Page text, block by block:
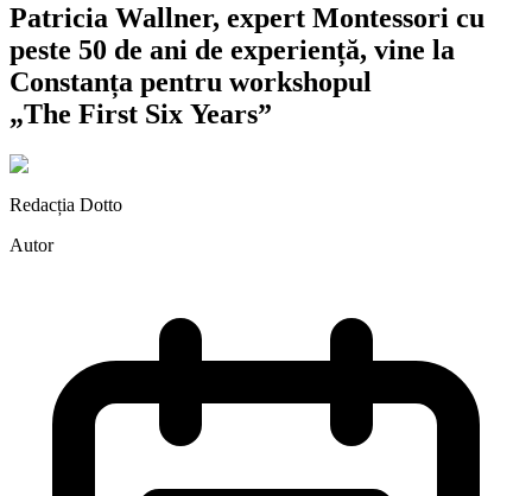
Patricia Wallner, expert Montessori cu
peste 50 de ani de experiență, vine la
Constanța pentru workshopul
„The First Six Years”
Redacția Dotto
Autor